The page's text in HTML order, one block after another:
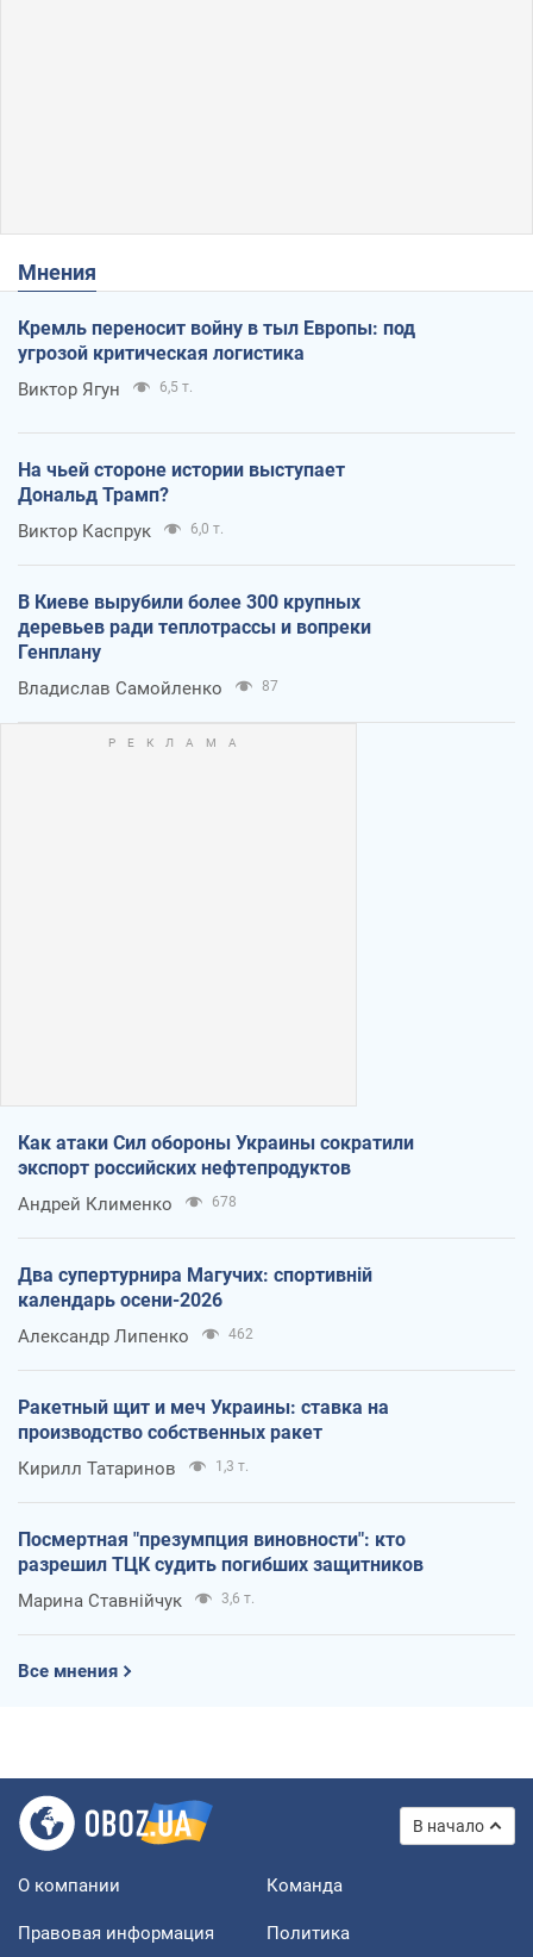
Мнения
Кремль переносит войну в тыл Европы: под
угрозой критическая логистика
Виктор Ягун 6,5 т.
На чьей стороне истории выступает
Дональд Трамп?
Виктор Каспрук 6,0 т.
В Киеве вырубили более 300 крупных
деревьев ради теплотрассы и вопреки
Генплану
Владислав Самойленко 87
Как атаки Сил обороны Украины сократили
экспорт российских нефтепродуктов
Андрей Клименко 678
Два супертурнира Магучих: спортивній
календарь осени-2026
Александр Липенко 462
Ракетный щит и меч Украины: ставка на
производство собственных ракет
Кирилл Татаринов 1,3 т.
Посмертная "презумпция виновности": кто
разрешил ТЦК судить погибших защитников
Марина Ставнійчук 3,6 т.
Все мнения
В начало
О компании Команда
Правовая информация Политика